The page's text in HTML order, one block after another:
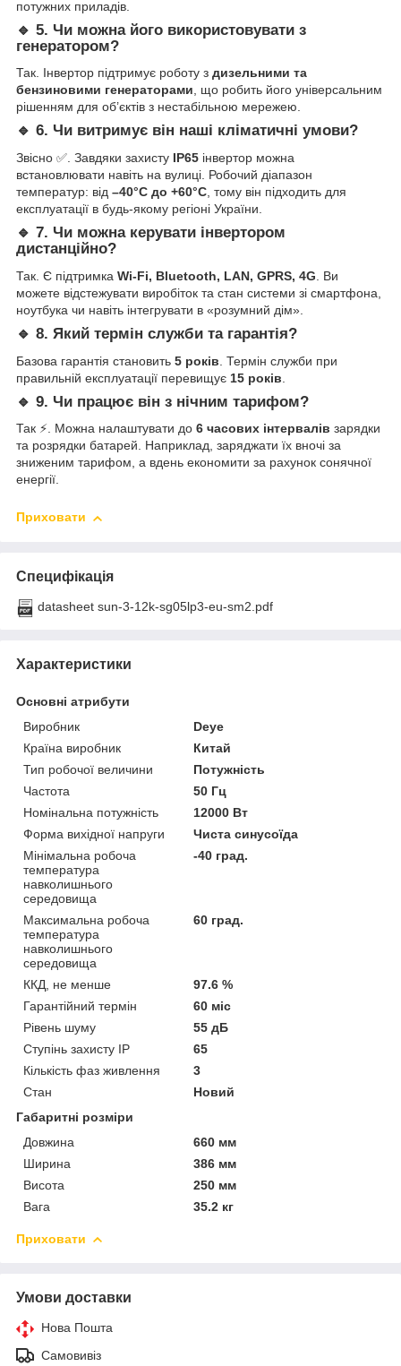
потужних приладів.
🔹 5. Чи можна його використовувати з
генератором?
Так. Інвертор підтримує роботу з дизельними та
бензиновими генераторами, що робить його універсальним
рішенням для об’єктів з нестабільною мережею.
🔹 6. Чи витримує він наші кліматичні умови?
Звісно ✅. Завдяки захисту IP65 інвертор можна
встановлювати навіть на вулиці. Робочий діапазон
температур: від –40°C до +60°C , тому він підходить для
експлуатації в будь-якому регіоні України.
🔹 7. Чи можна керувати інвертором
дистанційно?
Так. Є підтримка Wi-Fi, Bluetooth, LAN, GPRS, 4G . Ви
можете відстежувати виробіток та стан системи зі смартфона,
ноутбука чи навіть інтегрувати в «розумний дім».
🔹 8. Який термін служби та гарантія?
Базова гарантія становить 5 років . Термін служби при
правильній експлуатації перевищує 15 років
🔹 9. Чи працює він з нічним тарифом?
Так ⚡. Можна налаштувати до 6 часових інтервалів зарядки
та розрядки батарей. Наприклад, заряджати їх вночі за
зниженим тарифом, а вдень економити за рахунок сонячної
енергії.
Приховати
Специфікація
datasheet sun-3-12k-sg05lp3-eu-sm2.pdf
Характеристики
Основні атрибути
Виробник
Deye
Країна виробник
Китай
Тип робочої величини
Потужність
Частота
50 Гц
Номінальна потужність
12000 Вт
Форма вихідної напруги
Чиста синусоїда
Мінімальна робоча
температура
навколишнього
середовища
-40 град.
Максимальна робоча
температура
навколишнього
середовища
60 град.
ККД, не менше
97.6 %
Гарантійний термін
60 міс
Рівень шуму
55 дБ
Ступінь захисту IP
65
Кількість фаз живлення
3
Стан
Новий
Габаритні розміри
Довжина
660 мм
Ширина
386 мм
Висота
250 мм
Вага
35.2 кг
Приховати
Умови доставки
Нова Пошта
Самовивіз